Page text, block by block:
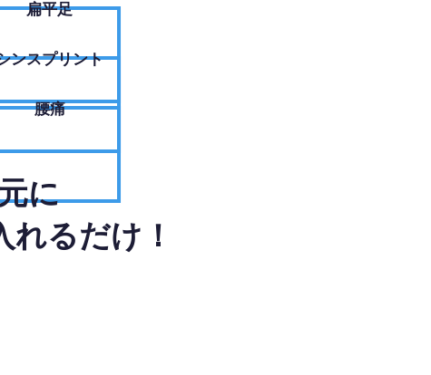
扁平足
ンスプリント
腰痛
に
るだけ！